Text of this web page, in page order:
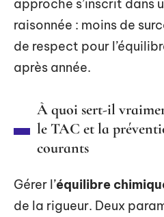
approche s’inscrit dans
raisonnée : moins de
de respect pour
après année.
À quoi sert-il
le TAC et la
courants
Gérer l’équilibre
de la rigueur. Deux